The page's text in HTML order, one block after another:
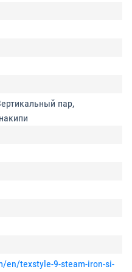
пар,
en/texstyle-9-steam-iron-si-